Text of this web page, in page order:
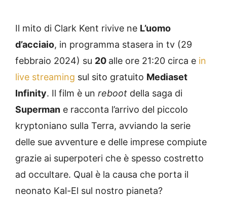
Il mito di Clark Kent rivive ne L’uomo
d’acciaio, in programma stasera in tv (29
febbraio 2024) su 20 alle ore 21:20 circa e in
live streaming sul sito gratuito Mediaset
Infinity. Il film è un reboot della saga di
Superman e racconta l’arrivo del piccolo
kryptoniano sulla Terra, avviando la serie
delle sue avventure e delle imprese compiute
grazie ai superpoteri che è spesso costretto
ad occultare. Qual è la causa che porta il
neonato Kal-El sul nostro pianeta?